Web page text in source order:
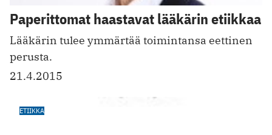
Paperittomat haastavat lääkärin etiikkaa
Lääkärin tulee ymmärtää toimintansa eettinen
perusta.
21.4.2015
ETIIKKA